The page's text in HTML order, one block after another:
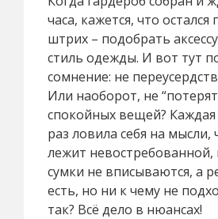
часа, кажется, что остался
штрих – подобрать
стиль одежды. И вот тут
сомнение: не
Или наоборот, не
спокойных вещей? Каждая
раз ловила себя на мысли,
лежит невостребованной,
сумки не вписываются, а
есть, но ни к чему не
так? Всё дело в нюансах!